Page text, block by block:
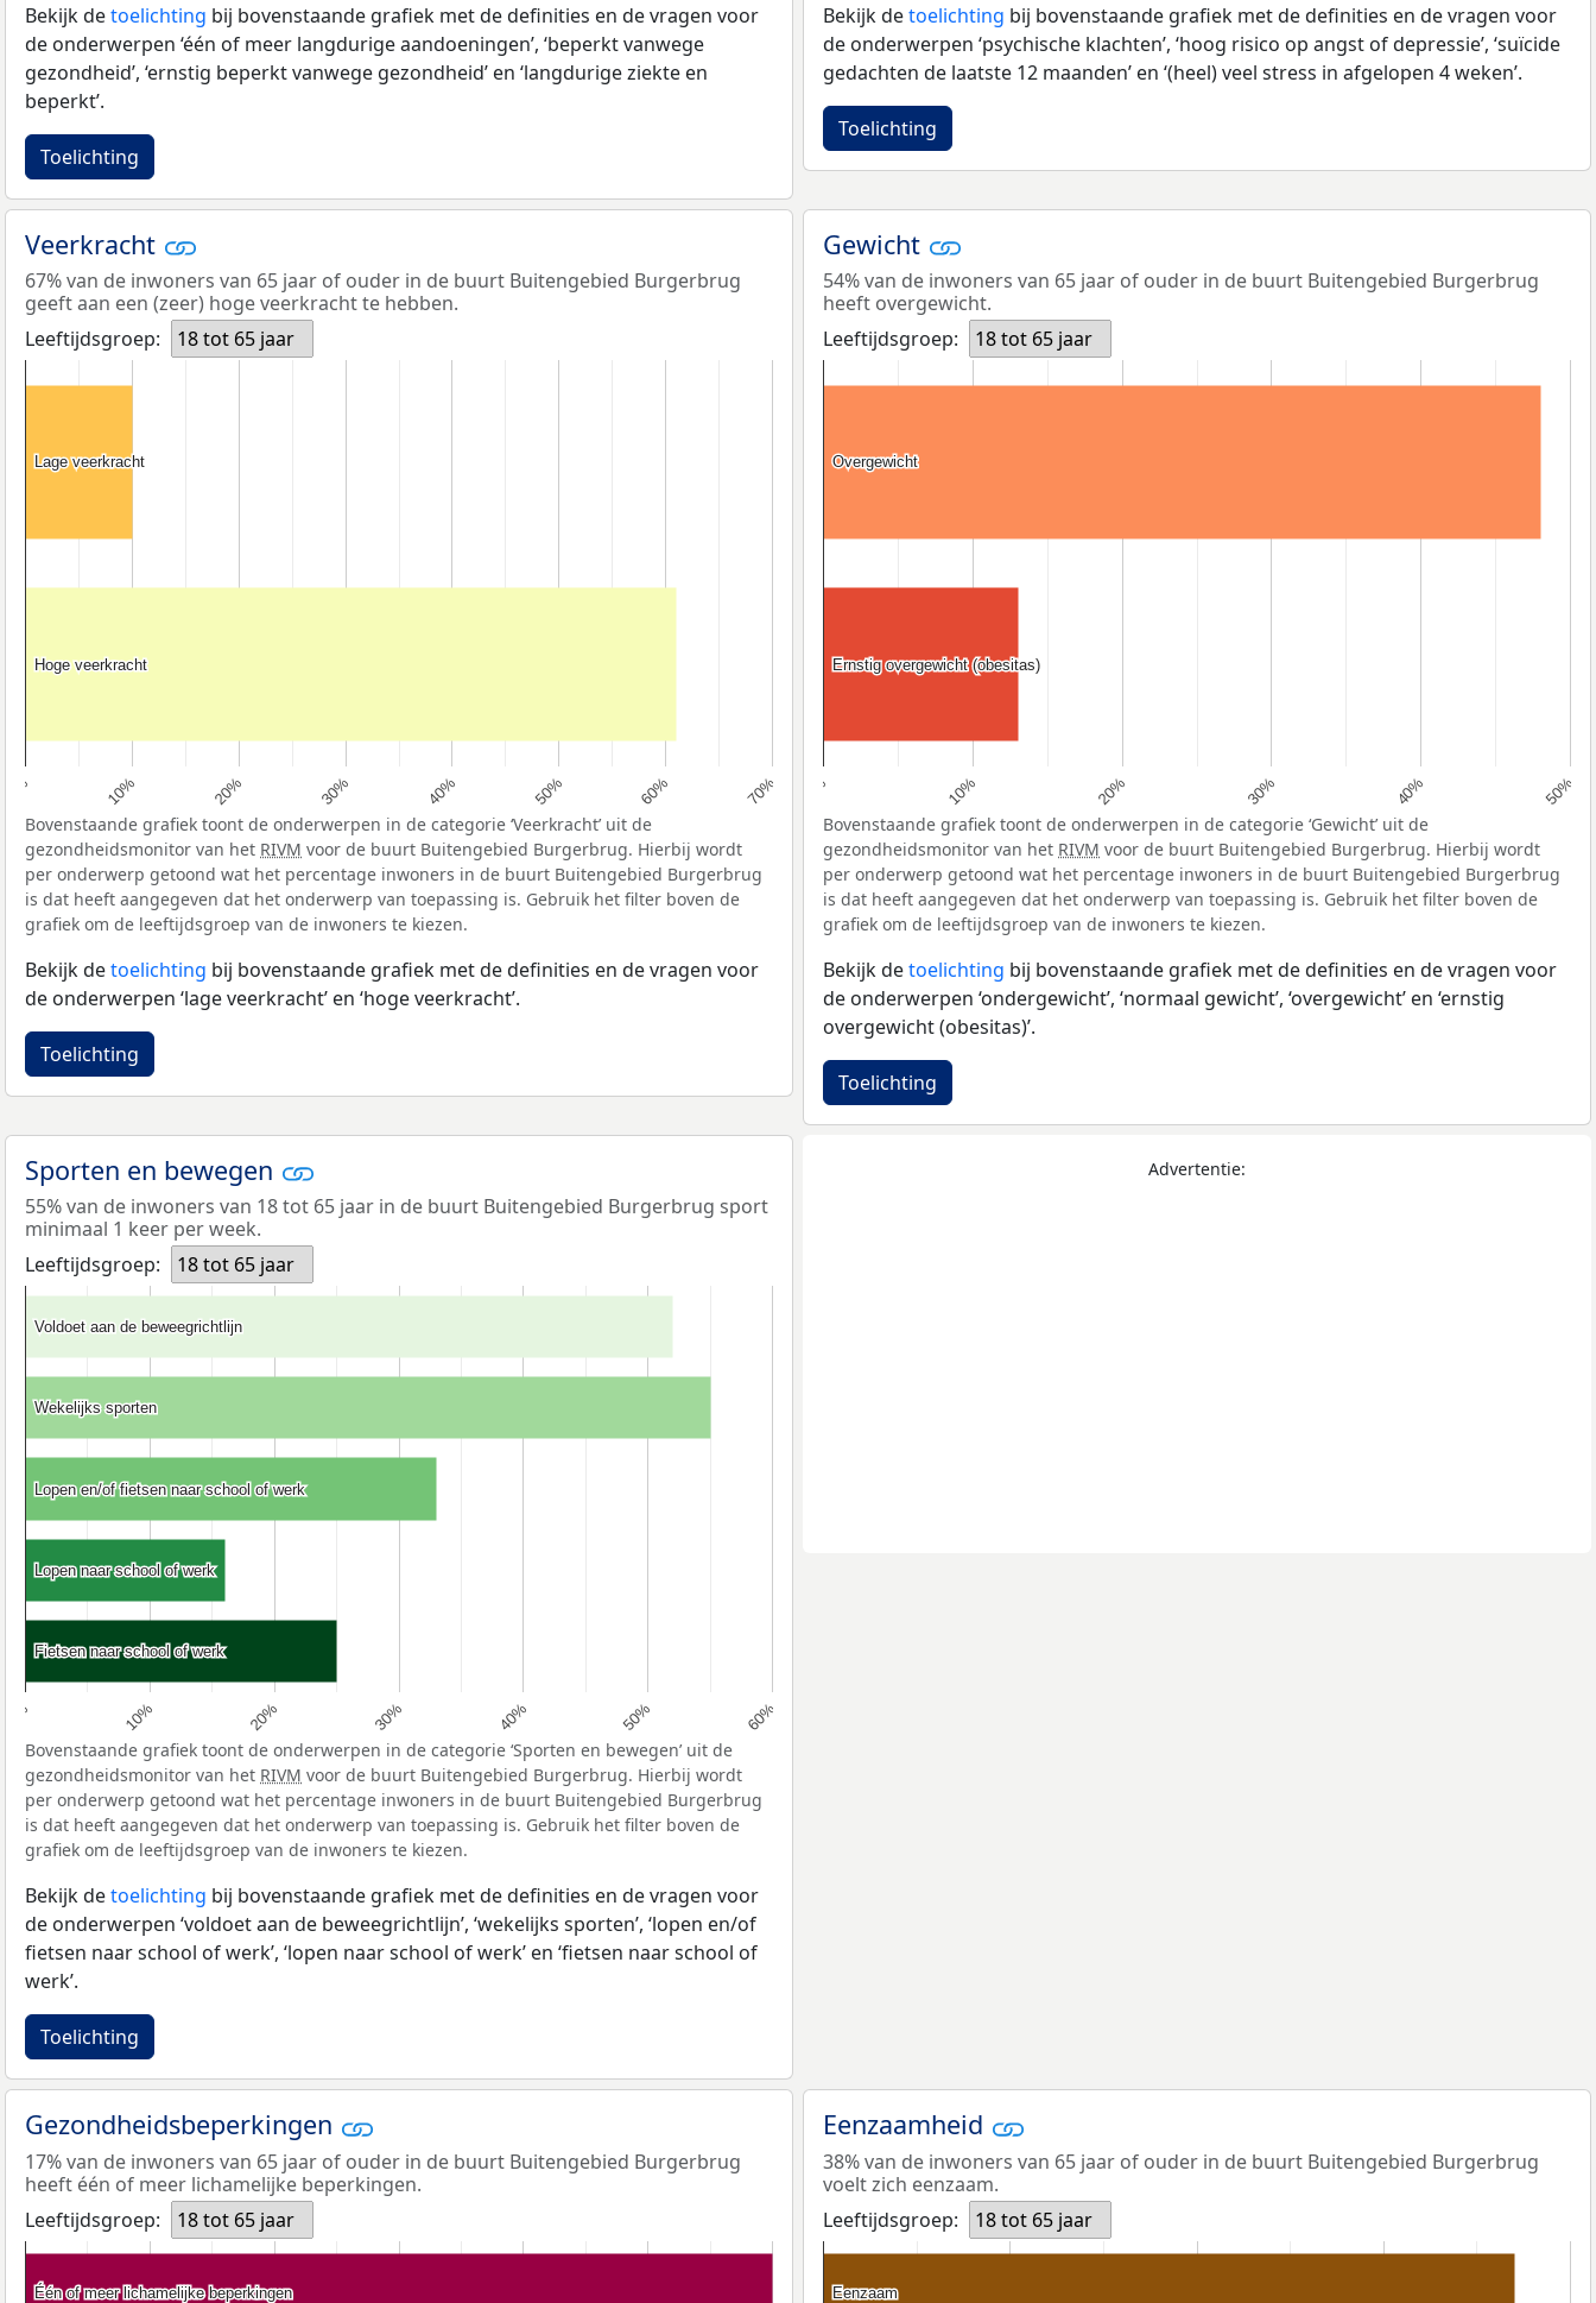
Bekijk detoelichting bij bovenstaande grafiek met de definities en de vragen voor
de onderwerpen ‘één of meer langdurige aandoeningen’, ‘beperkt vanwege
gezondheid’, ‘ernstig beperkt vanwege gezondheid’ en ‘langdurige ziekte en
beperkt’.
Toelichting
Bekijk detoelichting bij bovenstaande grafiek met de definities en de vragen voor
de onderwerpen ‘psychische klachten’, ‘hoog risico op angst of depressie’, ‘suïcide
gedachten de laatste 12 maanden’ en ‘(heel) veel stress in afgelopen 4 weken’.
Toelichting
Veerkracht
67% van de inwoners van 65 jaar of ouder in de buurt Buitengebied Burgerbrug
geeft aan een (zeer) hoge veerkracht te hebben.
Leeftijdsgroep:
18 tot 65 jaar
0% 10% 20% 30% 40% 50% 60% 70%
Lage veerkracht
Lage veerkracht
Hoge veerkracht
Hoge veerkracht
Bovenstaande grafiek toont de onderwerpen in de categorie ‘Veerkracht’ uit de
gezondheidsmonitor van het RIVM voor de buurt Buitengebied Burgerbrug. Hierbij wordt
per onderwerp getoond wat het percentage inwoners in de buurt Buitengebied Burgerbrug
is dat heeft aangegeven dat het onderwerp van toepassing is. Gebruik het filter boven de
grafiek om de leeftijdsgroep van de inwoners te kiezen.
Bekijk detoelichting bij bovenstaande grafiek met de definities en de vragen voor
de onderwerpen ‘lage veerkracht’ en ‘hoge veerkracht’.
Toelichting
Gewicht
54% van de inwoners van 65 jaar of ouder in de buurt Buitengebied Burgerbrug
heeft overgewicht.
Leeftijdsgroep:
18 tot 65 jaar
0% 10% 20% 30% 40% 50%
Overgewicht
Overgewicht
Ernstig overgewicht (obesitas)
Ernstig overgewicht (obesitas)
Bovenstaande grafiek toont de onderwerpen in de categorie ‘Gewicht’ uit de
gezondheidsmonitor van het RIVM voor de buurt Buitengebied Burgerbrug. Hierbij wordt
per onderwerp getoond wat het percentage inwoners in de buurt Buitengebied Burgerbrug
is dat heeft aangegeven dat het onderwerp van toepassing is. Gebruik het filter boven de
grafiek om de leeftijdsgroep van de inwoners te kiezen.
Bekijk detoelichting bij bovenstaande grafiek met de definities en de vragen voor
de onderwerpen ‘ondergewicht’, ‘normaal gewicht’, ‘overgewicht’ en ‘ernstig
overgewicht (obesitas)’.
Toelichting
Sporten en bewegen
55% van de inwoners van 18 tot 65 jaar in de buurt Buitengebied Burgerbrug sport
minimaal 1 keer per week.
Leeftijdsgroep:
18 tot 65 jaar
0% 10% 20% 30% 40% 50% 60%
Voldoet aan de beweegrichtlijn
Voldoet aan de beweegrichtlijn
Wekelijks sporten
Wekelijks sporten
Lopen en/of fietsen naar school of werk
Lopen en/of fietsen naar school of werk
Lopen naar school of werk
Lopen naar school of werk
Fietsen naar school of werk
Fietsen naar school of werk
Bovenstaande grafiek toont de onderwerpen in de categorie ‘Sporten en bewegen’ uit de
gezondheidsmonitor van het RIVM voor de buurt Buitengebied Burgerbrug. Hierbij wordt
per onderwerp getoond wat het percentage inwoners in de buurt Buitengebied Burgerbrug
is dat heeft aangegeven dat het onderwerp van toepassing is. Gebruik het filter boven de
grafiek om de leeftijdsgroep van de inwoners te kiezen.
Bekijk detoelichting bij bovenstaande grafiek met de definities en de vragen voor
de onderwerpen ‘voldoet aan de beweegrichtlijn’, ‘wekelijks sporten’, ‘lopen en/of
fietsen naar school of werk’, ‘lopen naar school of werk’ en ‘fietsen naar school of
werk’.
Toelichting
Advertentie:
Gezondheidsbeperkingen
17% van de inwoners van 65 jaar of ouder in de buurt Buitengebied Burgerbrug
heeft één of meer lichamelijke beperkingen.
Leeftijdsgroep:
18 tot 65 jaar
Één of meer lichamelijke beperkingen
Één of meer lichamelijke beperkingen
Eenzaamheid
38% van de inwoners van 65 jaar of ouder in de buurt Buitengebied Burgerbrug
voelt zich eenzaam.
Leeftijdsgroep:
18 tot 65 jaar
Eenzaam
Eenzaam